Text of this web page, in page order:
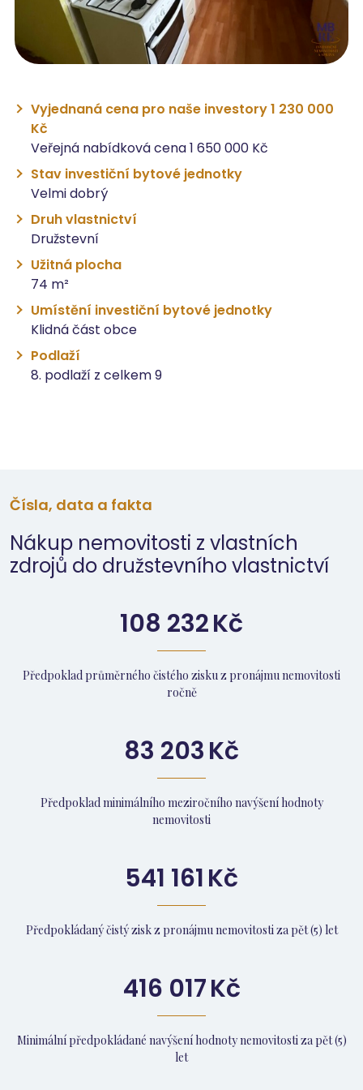
Vyjednaná cena pro naše investory 1 230 000
Kč
Veřejná nabídková cena 1 650 000 Kč
Stav investiční bytové jednotky
Velmi dobrý
Druh vlastnictví
Družstevní
Užitná plocha
74 m²
Umístění investiční bytové jednotky
Klidná část obce
Podlaží
8. podlaží z celkem 9
Čísla, data a fakta
Nákup nemovitosti z vlastních
zdrojů do družstevního vlastnictví
108 232Kč
Předpoklad průměrného čistého zisku z pronájmu nemovitosti
ročně
83 203Kč
Předpoklad minimálního meziročního navýšení hodnoty
nemovitosti
541 161Kč
Předpokládaný čistý zisk z pronájmu nemovitosti za pět (5) let
416 017Kč
Minimální předpokládané navýšení hodnoty nemovitosti za pět (5)
let